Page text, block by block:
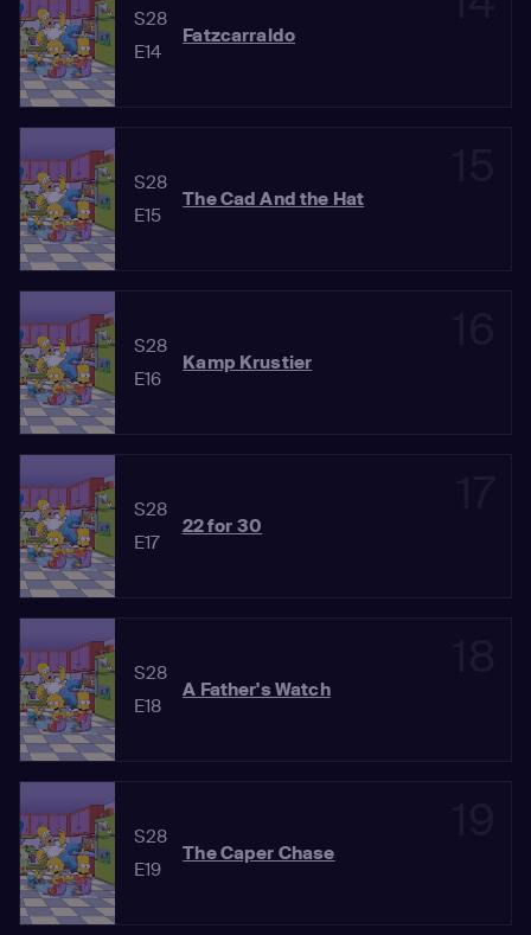
S28
E14
Fatzcarraldo
S28
E15
The Cad And the Hat
S28
E16
Kamp Krustier
S28
E17
22 for 30
S28
E18
A Father's Watch
S28
E19
The Caper Chase